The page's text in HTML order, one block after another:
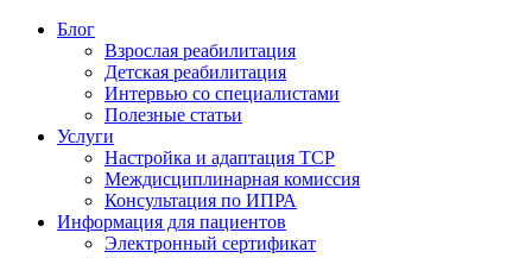
Блог
Взрослая реабилитация
Детская реабилитация
Интервью со специалистами
Полезные статьи
Услуги
Настройка и адаптация ТСР
Междисциплинарная комиссия
Консультация по ИПРА
Информация для пациентов
Электронный сертификат